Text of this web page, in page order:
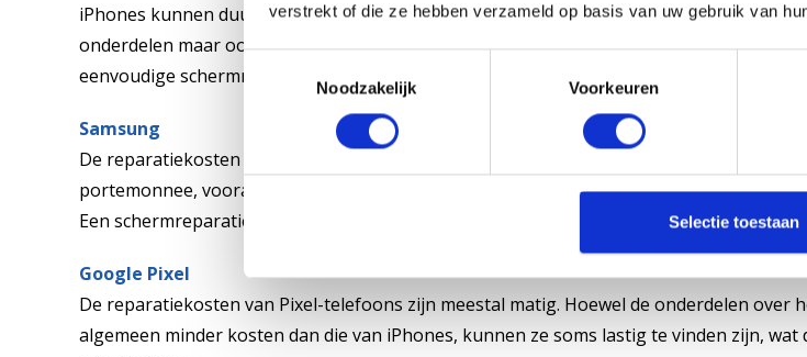
verstrekt of die ze hebben verzameld op basis van uw gebruik van
Noodzakelijk
Voorkeuren
Selectie toestaan
iPhones kunnen duur zijn om te repareren. Dit komt niet alleen door het gebruik van
onderdelen maar ook door de geïntegreerde en vaak gepatenteerde technologieën. Een
eenvoudige schermreparatie kan je al gauw meer dan €200 kosten.
Samsung
De reparatiekosten voor Samsung-toestellen zijn meestal iets vriendelijker voor je
portemonnee, vooral omdat er een brede beschikbaarheid is van zowel originele als
Een schermreparatie kan bijvoorbeeld al vanaf €100.
Google Pixel
De reparatiekosten van Pixel-telefoons zijn meestal matig. Hoewel de onderdelen over
algemeen minder kosten dan die van iPhones, kunnen ze soms lastig te vinden zijn, wat